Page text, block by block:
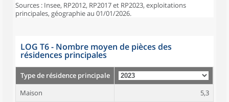
Sources : Insee, RP2012, RP2017 et RP2023, exploitations
principales, géographie au 01/01/2026.
LOG T6 - Nombre moyen de pièces des
résidences principales
Type de résidence principale
Maison
5,3